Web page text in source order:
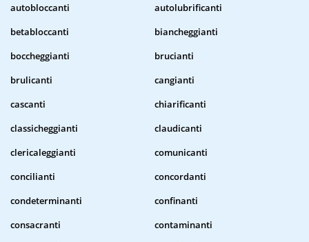
autobloccanti
autolubrificanti
betabloccanti
biancheggianti
boccheggianti
brucianti
brulicanti
cangianti
cascanti
chiarificanti
classicheggianti
claudicanti
clericaleggianti
comunicanti
concilianti
concordanti
condeterminanti
confinanti
consacranti
contaminanti